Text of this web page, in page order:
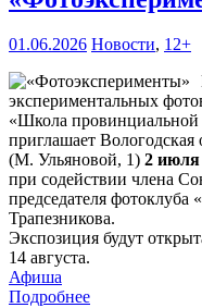
01.06.2026 Новости, 12+
экспериментальных
«Школа
приглашает Вологодская
(М. Ульяновой, 1) 2 июля
при содействии члена
председателя
Трапезникова.
Экспозиция будут
14 августа.
Афиша
Подробнее